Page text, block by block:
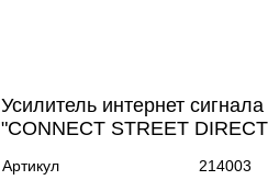
Усилитель интернет
"CONNECT STREET
Артикул 214003